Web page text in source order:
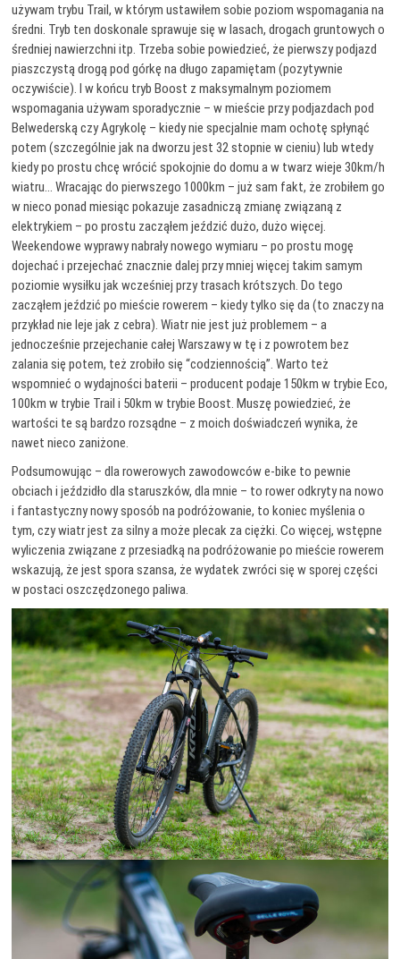
używam trybu Trail, w którym ustawiłem sobie poziom wspomagania na
średni. Tryb ten doskonale sprawuje się w lasach, drogach gruntowych o
średniej nawierzchni itp. Trzeba sobie powiedzieć, że pierwszy podjazd
piaszczystą drogą pod górkę na długo zapamiętam (pozytywnie
oczywiście). I w końcu tryb Boost z maksymalnym poziomem
wspomagania używam sporadycznie – w mieście przy podjazdach pod
Belwederską czy Agrykolę – kiedy nie specjalnie mam ochotę spłynąć
potem (szczególnie jak na dworzu jest 32 stopnie w cieniu) lub wtedy
kiedy po prostu chcę wrócić spokojnie do domu a w twarz wieje 30km/h
wiatru… Wracając do pierwszego 1000km – już sam fakt, że zrobiłem go
w nieco ponad miesiąc pokazuje zasadniczą zmianę związaną z
elektrykiem – po prostu zacząłem jeździć dużo, dużo więcej.
Weekendowe wyprawy nabrały nowego wymiaru – po prostu mogę
dojechać i przejechać znacznie dalej przy mniej więcej takim samym
poziomie wysiłku jak wcześniej przy trasach krótszych. Do tego
zacząłem jeździć po mieście rowerem – kiedy tylko się da (to znaczy na
przykład nie leje jak z cebra). Wiatr nie jest już problemem – a
jednocześnie przejechanie całej Warszawy w tę i z powrotem bez
zalania się potem, też zrobiło się “codziennością”. Warto też
wspomnieć o wydajności baterii – producent podaje 150km w trybie Eco,
100km w trybie Trail i 50km w trybie Boost. Muszę powiedzieć, że
wartości te są bardzo rozsądne – z moich doświadczeń wynika, że
nawet nieco zaniżone.
Podsumowując – dla rowerowych zawodowców e-bike to pewnie
obciach i jeździdło dla staruszków, dla mnie – to rower odkryty na nowo
i fantastyczny nowy sposób na podróżowanie, to koniec myślenia o
tym, czy wiatr jest za silny a może plecak za ciężki. Co więcej, wstępne
wyliczenia związane z przesiadką na podróżowanie po mieście rowerem
wskazują, że jest spora szansa, że wydatek zwróci się w sporej części
w postaci oszczędzonego paliwa.